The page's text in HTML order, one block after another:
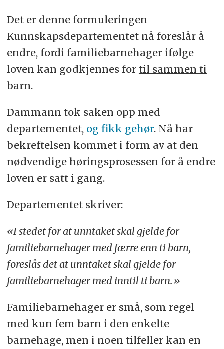
Det er denne formuleringen
Kunnskapsdepartementet nå foreslår å
endre, fordi familiebarnehager ifølge
loven kan godkjennes for til sammen ti
barn.
Dammann tok saken opp med
departementet, og fikk gehør. Nå har
bekreftelsen kommet i form av at den
nødvendige høringsprosessen for å endre
loven er satt i gang.
Departementet skriver:
«I stedet for at unntaket skal gjelde for
familiebarnehager med færre enn ti barn,
foreslås det at unntaket skal gjelde for
familiebarnehager med inntil ti barn.»
Familiebarnehager er små, som regel
med kun fem barn i den enkelte
barnehage, men i noen tilfeller kan en